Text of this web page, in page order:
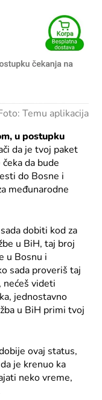
Temu aplikacija
u postupku
da je tvoj paket
da bude
do Bosne i
međunarodne
dobiti kod za
u BiH, taj broj
u Bosnu i
sada proveriš taj
nećeš videti
jednostavno
u BiH primi tvoj
ovaj status,
je krenuo ka
neko vreme,